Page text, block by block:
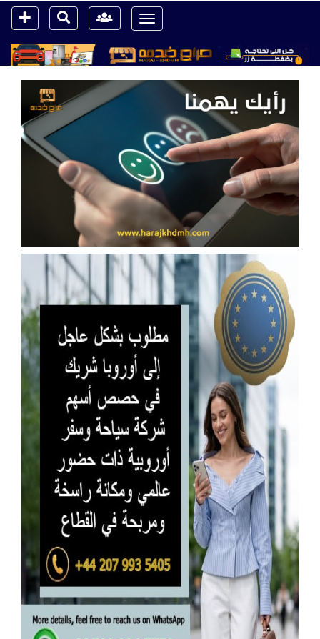
Toggle
navigation